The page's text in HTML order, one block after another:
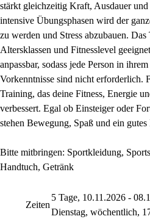
stärkt gleichzeitig Kraft, Ausdauer
intensive Übungsphasen wird der
zu werden und Stress abzubauen.
Altersklassen und Fitnesslevel
anpassbar, sodass jede Person in
Vorkenntnisse sind nicht erforderlich.
Training, das deine Fitness, Energie
verbessert. Egal ob Einsteiger oder
stehen Bewegung, Spaß und ein
Bitte mitbringen: Sportkleidung,
Handtuch, Getränk
Zeiten
5 Tage, 10.11.2026 -
Dienstag, wöchentlich,